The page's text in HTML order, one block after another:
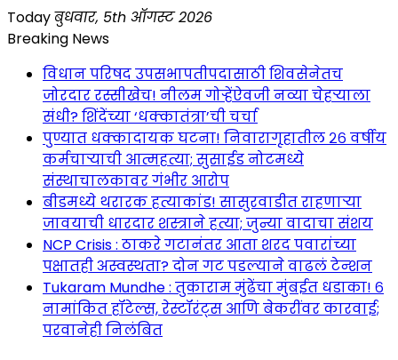
Skip
to
Todayबुधवार, 5th ऑगस्ट 2026
Breaking News
विधान परिषद उपसभापतीपदासाठी शिवसेनेतच
जोरदार रस्सीखेच! नीलम गोऱ्हेंऐवजी नव्या चेहऱ्याला
संधी? शिंदेंच्या ‘धक्कातंत्रा’ची चर्चा
पुण्यात धक्कादायक घटना! निवारागृहातील २६ वर्षीय
कर्मचाऱ्याची आत्महत्या; सुसाईड नोटमध्ये
संस्थाचालकावर गंभीर आरोप
बीडमध्ये थरारक हत्याकांड! सासुरवाडीत राहणाऱ्या
जावयाची धारदार शस्त्राने हत्या; जुन्या वादाचा संशय
NCP Crisis : ठाकरे गटानंतर आता शरद पवारांच्या
पक्षातही अस्वस्थता? दोन गट पडल्याने वाढलं टेन्शन
Tukaram Mundhe : तुकाराम मुंढेंचा मुंबईत धडाका! ६
नामांकित हॉटेल्स, रेस्टॉरंट्स आणि बेकरींवर कारवाई;
परवानेही निलंबित